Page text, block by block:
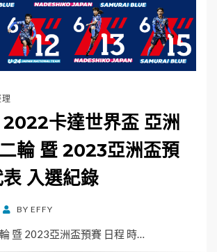
理
卡達世界盃 亞洲
輪 暨 2023亞洲盃預
入選紀錄
BY EFFY
暨 2023亞洲盃預賽 日程 時…